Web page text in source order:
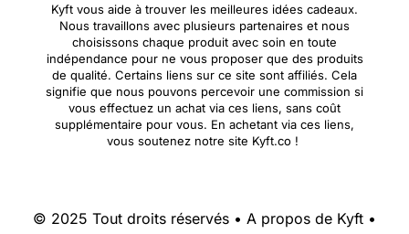
Kyft vous aide à trouver les meilleures idées cadeaux.
Nous travaillons avec plusieurs partenaires et nous
choisissons chaque produit avec soin en toute
indépendance pour ne vous proposer que des produits
de qualité. Certains liens sur ce site sont affiliés. Cela
signifie que nous pouvons percevoir une commission si
vous effectuez un achat via ces liens, sans coût
supplémentaire pour vous. En achetant via ces liens,
vous soutenez notre site Kyft.co !
© 2025 Tout droits réservés • A propos de Kyft •